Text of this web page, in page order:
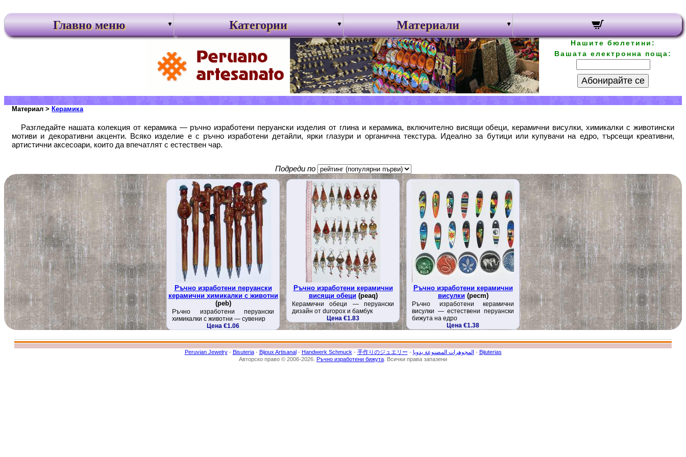
Главно меню Категории Материали
Нашите бюлетини:
Вашата електронна поща:
Абонирайте се
Материал > Керамика
Разгледайте нашата колекция от керамика — ръчно изработени перуански изделия от глина и керамика, включително висящи обеци, керамични висулки, химикалки с животински
мотиви и декоративни акценти. Всяко изделие е с ръчно изработени детайли, ярки глазури и органична текстура. Идеално за бутици или купувачи на едро, търсещи креативни,
артистични аксесоари, които да впечатлят с естествен чар.
Подреди по
Ръчно изработени перуански
керамични химикалки с животни
(peb)
Ръчно изработени перуански
химикалки с животни — сувенир
Цена €1.06
Ръчно изработени керамични
висящи обеци (peaq)
Керамични обеци — перуански
дизайн от duropox и бамбук
Цена €1.83
Ръчно изработени керамични
висулки (pecm)
Ръчно изработени керамични
висулки — естествени перуански
бижута на едро
Цена €1.38
Peruvian Jewelry- Bisuteria- Bijoux Artisanal- Handwerk Schmuck - 手作りのジュエリー - المجوهرات المصنوعة يدويا - Bijuterias
Авторско право © 2006-2026. Ръчно изработени бижута . Всички права запазени